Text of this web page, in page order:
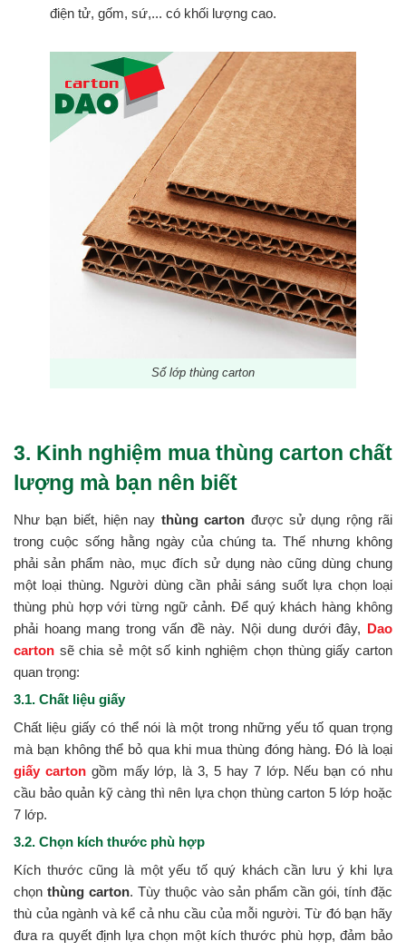
điện tử, gốm, sứ,... có khối lượng cao.
Số lớp thùng carton
3. Kinh nghiệm mua thùng carton chất
lượng mà bạn nên biết
Như bạn biết, hiện nay thùng carton được sử dụng rộng rãi
trong cuộc sống hằng ngày của chúng ta. Thế nhưng không
phải sản phẩm nào, mục đích sử dụng nào cũng dùng chung
một loại thùng. Người dùng cần phải sáng suốt lựa chọn loại
thùng phù hợp với từng ngữ cảnh. Để quý khách hàng không
phải hoang mang trong vấn đề này. Nội dung dưới đây, Dao
carton sẽ chia sẻ một số kinh nghiệm chọn thùng giấy carton
quan trọng:
3.1. Chất liệu giấy
Chất liệu giấy có thể nói là một trong những yếu tố quan trọng
mà bạn không thể bỏ qua khi mua thùng đóng hàng. Đó là loại
giấy cartongồm mấy lớp, là 3, 5 hay 7 lớp. Nếu bạn có nhu
cầu bảo quản kỹ càng thì nên lựa chọn thùng carton 5 lớp hoặc
7 lớp.
3.2. Chọn kích thước phù hợp
Kích thước cũng là một yếu tố quý khách cần lưu ý khi lựa
chọn thùng carton. Tùy thuộc vào sản phẩm cần gói, tính đặc
thù của ngành và kể cả nhu cầu của mỗi người. Từ đó bạn hãy
đưa ra quyết định lựa chọn một kích thước phù hợp, đảm bảo